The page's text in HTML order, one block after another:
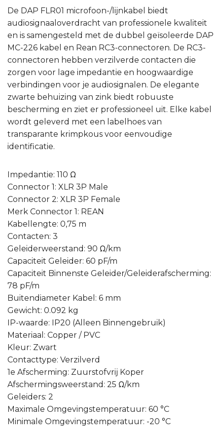
De DAP FLR01 microfoon-/lijnkabel biedt
audiosignaaloverdracht van professionele kwaliteit
en is samengesteld met de dubbel geïsoleerde DAP
MC-226 kabel en Rean RC3-connectoren. De RC3-
connectoren hebben verzilverde contacten die
zorgen voor lage impedantie en hoogwaardige
verbindingen voor je audiosignalen. De elegante
zwarte behuizing van zink biedt robuuste
bescherming en ziet er professioneel uit. Elke kabel
wordt geleverd met een labelhoes van
transparante krimpkous voor eenvoudige
identificatie.
Impedantie: 110 Ω
Connector 1: XLR 3P Male
Connector 2: XLR 3P Female
Merk Connector 1: REAN
Kabellengte: 0,75 m
Contacten: 3
Geleiderweerstand: 90 Ω/km
Capaciteit Geleider: 60 pF/m
Capaciteit Binnenste Geleider/Geleiderafscherming:
78 pF/m
Buitendiameter Kabel: 6 mm
Gewicht: 0.092 kg
IP-waarde: IP20 (Alleen Binnengebruik)
Materiaal: Copper / PVC
Kleur: Zwart
Contacttype: Verzilverd
1e Afscherming: Zuurstofvrij Koper
Afschermingsweerstand: 25 Ω/km
Geleiders: 2
Maximale Omgevingstemperatuur: 60 °C
Minimale Omgevingstemperatuur: -20 °C